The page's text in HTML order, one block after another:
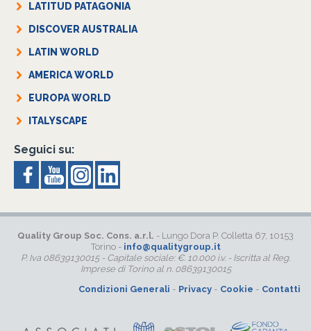
LATITUD PATAGONIA
DISCOVER AUSTRALIA
LATIN WORLD
AMERICA WORLD
EUROPA WORLD
ITALYSCAPE
Seguici su:
Quality Group Soc. Cons. a.r.l. - Lungo Dora P. Colletta 67, 10153
Torino - info@qualitygroup.it
P. Iva 08639130015 - Capitale sociale: €. 10.000 i.v. - Iscritta al Reg.
Imprese di Torino al n. 08639130015
Condizioni Generali - Privacy - Cookie - Contatti